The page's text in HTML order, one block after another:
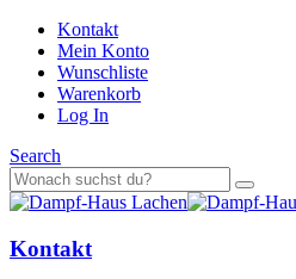
Kontakt
Mein Konto
Wunschliste
Warenkorb
Log In
Search
Kontakt